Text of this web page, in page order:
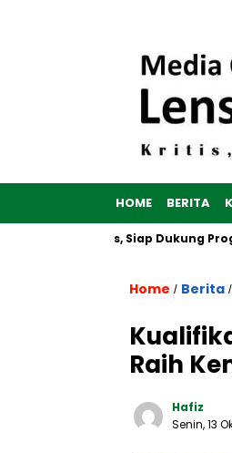
HOME BERITA
Brebes, Siap Dukung Program
Home / Berita /
Raih
Hafiz
Senin, 13